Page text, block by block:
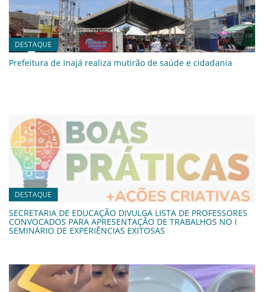
DESTAQUE
Prefeitura de Inajá realiza mutirão de saúde e cidadania
DESTAQUE
SECRETARIA DE EDUCAÇÃO DIVULGA LISTA DE PROFESSORES
CONVOCADOS PARA APRESENTAÇÃO DE TRABALHOS NO I
SEMINÁRIO DE EXPERIÊNCIAS EXITOSAS